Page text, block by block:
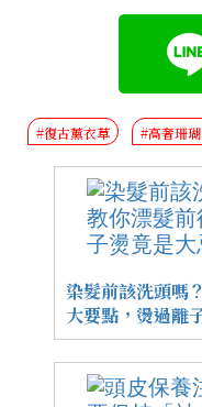
#復古薰衣草 #高奢珊
染髮前該洗頭嗎
大要點，燙過離